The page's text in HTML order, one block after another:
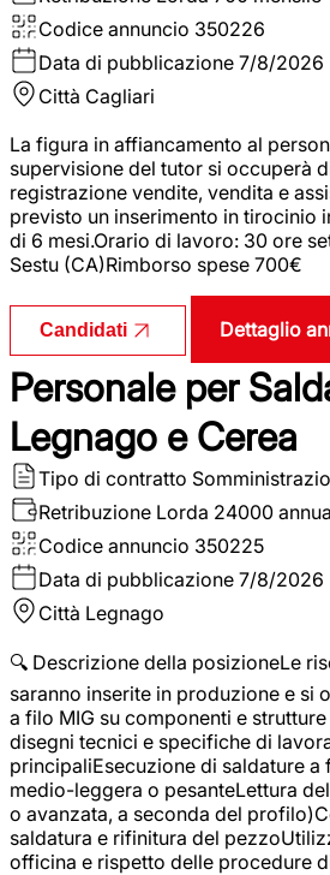
Codice annuncio 350226
Data di pubblicazione 7/8/2026
Città Cagliari
La figura in affiancamento al
supervisione del tutor si occuperà
registrazione vendite, vendita e
previsto un inserimento in tirocinio
di 6 mesi.Orario di lavoro: 30 ore
Sestu (CA)Rimborso spese 700€
Candidati Dettaglio
Personale per
Legnago e Cerea
Tipo di contratto
Retribuzione Lorda 24000
Codice annuncio 350225
Data di pubblicazione 7/8/2026
Città Legnago
🔍 Descrizione della posizioneLe
saranno inserite in produzione e si
a filo MIG su componenti e
disegni tecnici e specifiche di
principaliEsecuzione di saldature a
medio-leggera o pesanteLettura
o avanzata, a seconda del
saldatura e rifinitura del
officina e rispetto delle procedure